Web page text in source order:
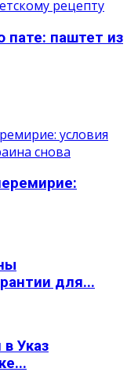
пате: паштет из
для...
Указ